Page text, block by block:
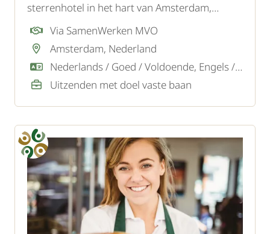
sterrenhotel in het hart van Amsterdam,
bekend om zijn hoogwaardige service en
bijzondere gastbeleving. Ter versterking van
het technische team zoeken zij een
gemotiveerde Technische Dienst Medewerker.
Via SamenWerken MVO
Amsterdam, Nederland
Nederlands / Goed / Voldoende, Engels / Goed
Uitzenden met doel vaste baan